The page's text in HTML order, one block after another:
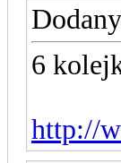
6
http://